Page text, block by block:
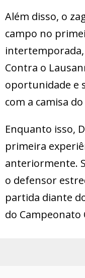
Além disso, o
campo no
intertemporada,
Contra o
oportunidade e
com a camisa
Enquanto isso,
primeira
anteriormente.
o defensor
partida diante
do Campeonato